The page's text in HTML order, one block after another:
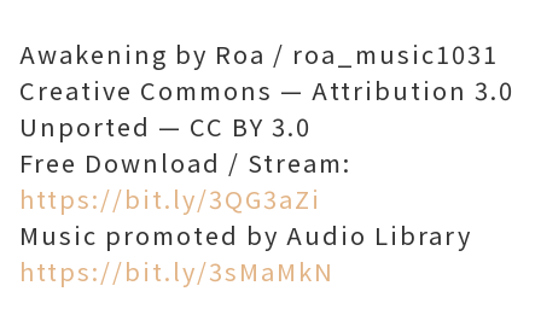
Awakening by Roa / roa_music1031
Creative Commons — Attribution 3.0
Unported — CC BY 3.0
Free Download / Stream:
https://bit.ly/3QG3aZi
Music promoted by Audio Library
https://bit.ly/3sMaMkN